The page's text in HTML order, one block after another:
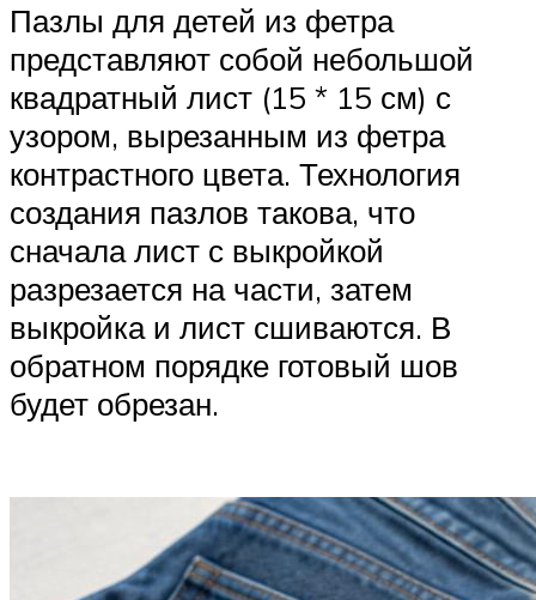
Пазлы для детей из фетра
представляют собой небольшой
квадратный лист (15 * 15 см) с
узором, вырезанным из фетра
контрастного цвета. Технология
создания пазлов такова, что
сначала лист с выкройкой
разрезается на части, затем
выкройка и лист сшиваются. В
обратном порядке готовый шов
будет обрезан.